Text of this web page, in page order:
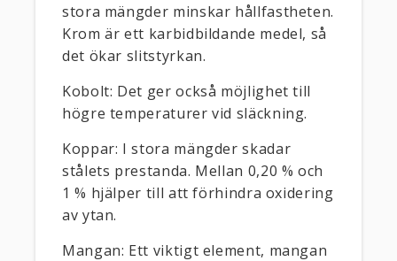
stora mängder minskar hållfastheten.
Krom är ett karbidbildande medel, så
det ökar slitstyrkan.
Kobolt: Det ger också möjlighet till
högre temperaturer vid släckning.
Koppar: I stora mängder skadar
stålets prestanda. Mellan 0,20 % och
1 % hjälper till att förhindra oxidering
av ytan.
Mangan: Ett viktigt element, mangan